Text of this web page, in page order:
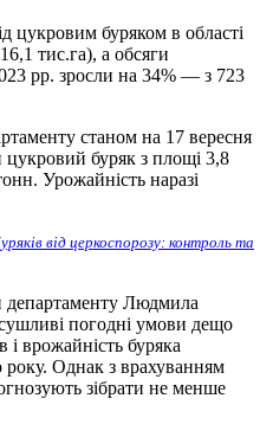
цукровим буряком в області
тис.га), а обсяги
рр. зросли на 34% — з 723
станом на 17 вересня
буряк з площі 3,8
Урожайність наразі
від церкоспорозу: контроль та
департаменту Людмила
погодні умови дещо
і врожайність буряка
року. Однак з врахуванням
зібрати не менше